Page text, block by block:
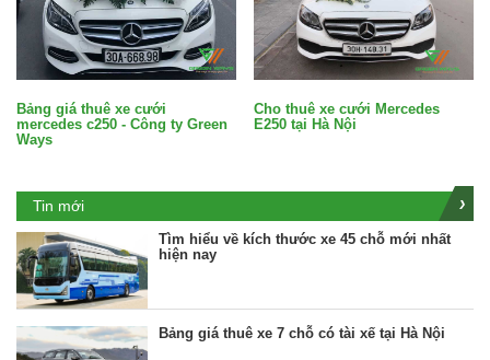
Bảng giá thuê xe cưới
mercedes c250 - Công ty Green
Ways
Cho thuê xe cưới Mercedes
E250 tại Hà Nội
Tin mới
Tìm hiểu về kích thước xe 45 chỗ mới nhất
hiện nay
Bảng giá thuê xe 7 chỗ có tài xế tại Hà Nội